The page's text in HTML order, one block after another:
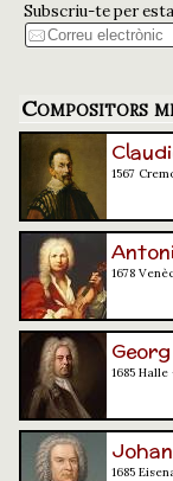
Subscriu-te per
Compositors
1567
1678
1685
1685